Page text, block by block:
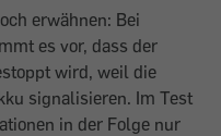
erwähnen: Bei
es vor, dass der
wird, weil die
signalisieren. Im Test
in der Folge nur